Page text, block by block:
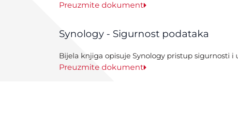
Preuzmite dokument
Synology - Sigurnost podataka
Bijela knjiga opisuje Synology pristup sigurnosti
Preuzmite dokument